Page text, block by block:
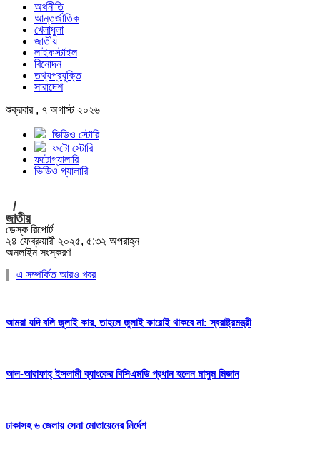
অর্থনীতি
আন্তর্জাতিক
খেলাধুলা
জাতীয়
লাইফস্টাইল
বিনোদন
তথ্যপ্রযুক্তি
সারাদেশ
শুক্রবার , ৭ অগাস্ট ২০২৬
ভিডিও স্টোরি
ফটো স্টোরি
ফটোগ্যালারি
ভিডিও গ্যালারি
/
জাতীয়
ডেস্ক রিপোর্ট
২৪ ফেব্রুয়ারী ২০২৫, ৫:৩২ অপরাহ্ন
অনলাইন সংস্করণ
এ সম্পর্কিত আরও খবর
আমরা যদি বলি জুলাই কার, তাহলে জুলাই কারোই থাকবে না: স্বরাষ্ট্রমন্ত্রী
আল-আরাফাহ্ ইসলামী ব্যাংকের বিসিএমডি প্রধান হলেন মাসুম মিজান
ঢাকাসহ ৬ জেলায় সেনা মোতায়েনের নির্দেশ